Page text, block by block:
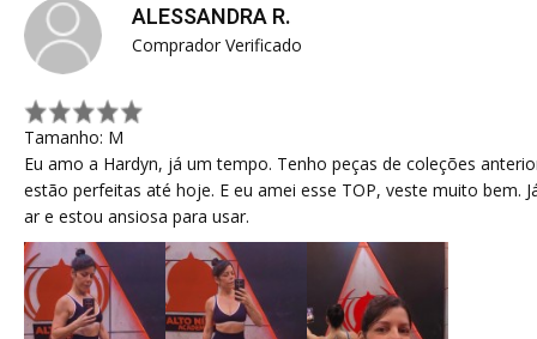
ALESSANDRA R.
Comprador Verificado
Tamanho: M
Eu amo a Hardyn, já um tempo. Tenho peças de coleções
estão perfeitas até hoje. E eu amei esse TOP, veste muito bem.
ar e estou ansiosa para usar.